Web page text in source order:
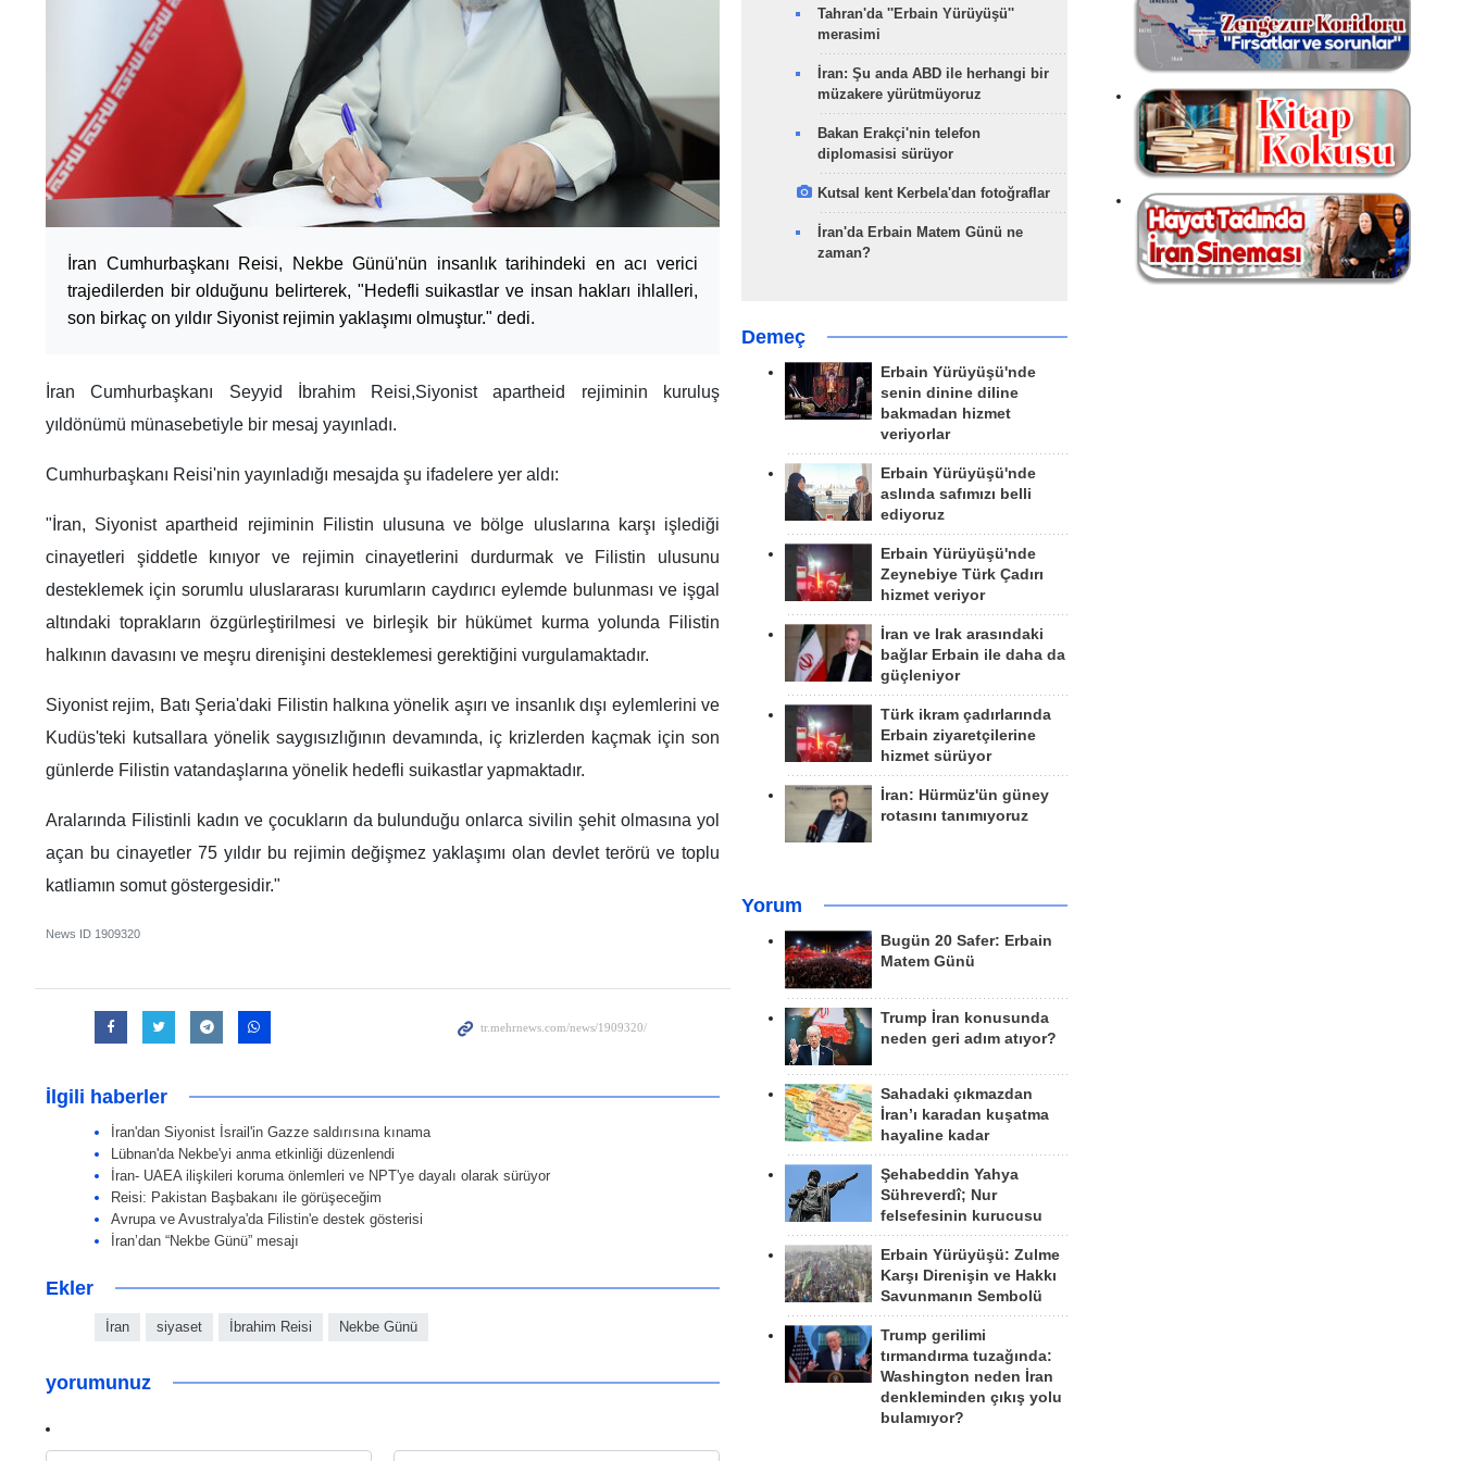
İran Cumhurbaşkanı Reisi, Nekbe Günü'nün insanlık tarihindeki en acı verici
trajedilerden bir olduğunu belirterek, "Hedefli suikastlar ve insan hakları ihlalleri,
son birkaç on yıldır Siyonist rejimin yaklaşımı olmuştur." dedi.
İran Cumhurbaşkanı Seyyid İbrahim Reisi,Siyonist apartheid rejiminin kuruluş
yıldönümü münasebetiyle bir mesaj yayınladı.
Cumhurbaşkanı Reisi'nin yayınladığı mesajda şu ifadelere yer aldı:
"İran, Siyonist apartheid rejiminin Filistin ulusuna ve bölge uluslarına karşı işlediği
cinayetleri şiddetle kınıyor ve rejimin cinayetlerini durdurmak ve Filistin ulusunu
desteklemek için sorumlu uluslararası kurumların caydırıcı eylemde bulunması ve işgal
altındaki toprakların özgürleştirilmesi ve birleşik bir hükümet kurma yolunda Filistin
halkının davasını ve meşru direnişini desteklemesi gerektiğini vurgulamaktadır.
Siyonist rejim, Batı Şeria'daki Filistin halkına yönelik aşırı ve insanlık dışı eylemlerini ve
Kudüs'teki kutsallara yönelik saygısızlığının devamında, iç krizlerden kaçmak için son
günlerde Filistin vatandaşlarına yönelik hedefli suikastlar yapmaktadır.
Aralarında Filistinli kadın ve çocukların da bulunduğu onlarca sivilin şehit olmasına yol
açan bu cinayetler 75 yıldır bu rejimin değişmez yaklaşımı olan devlet terörü ve toplu
katliamın somut göstergesidir."
News ID 1909320
İlgili haberler
İran'dan Siyonist İsrail'in Gazze saldırısına kınama
Lübnan'da Nekbe'yi anma etkinliği düzenlendi
İran- UAEA ilişkileri koruma önlemleri ve NPT'ye dayalı olarak sürüyor
Reisi: Pakistan Başbakanı ile görüşeceğim
Avrupa ve Avustralya'da Filistin'e destek gösterisi
İran’dan “Nekbe Günü” mesajı
Ekler
İran siyaset İbrahim Reisi Nekbe Günü
yorumunuz
Tahran'da ''Erbain Yürüyüşü''
merasimi
İran: Şu anda ABD ile herhangi bir
müzakere yürütmüyoruz
Bakan Erakçi'nin telefon
diplomasisi sürüyor
Kutsal kent Kerbela'dan fotoğraflar
İran'da Erbain Matem Günü ne
zaman?
Demeç
Erbain Yürüyüşü'nde
senin dinine diline
bakmadan hizmet
veriyorlar
Erbain Yürüyüşü'nde
aslında safımızı belli
ediyoruz
Erbain Yürüyüşü'nde
Zeynebiye Türk Çadırı
hizmet veriyor
İran ve Irak arasındaki
bağlar Erbain ile daha da
güçleniyor
Türk ikram çadırlarında
Erbain ziyaretçilerine
hizmet sürüyor
İran: Hürmüz'ün güney
rotasını tanımıyoruz
Yorum
Bugün 20 Safer: Erbain
Matem Günü
Trump İran konusunda
neden geri adım atıyor?
Sahadaki çıkmazdan
İran’ı karadan kuşatma
hayaline kadar
Şehabeddin Yahya
Sühreverdî; Nur
felsefesinin kurucusu
Erbain Yürüyüşü: Zulme
Karşı Direnişin ve Hakkı
Savunmanın Sembolü
Trump gerilimi
tırmandırma tuzağında:
Washington neden İran
denkleminden çıkış yolu
bulamıyor?